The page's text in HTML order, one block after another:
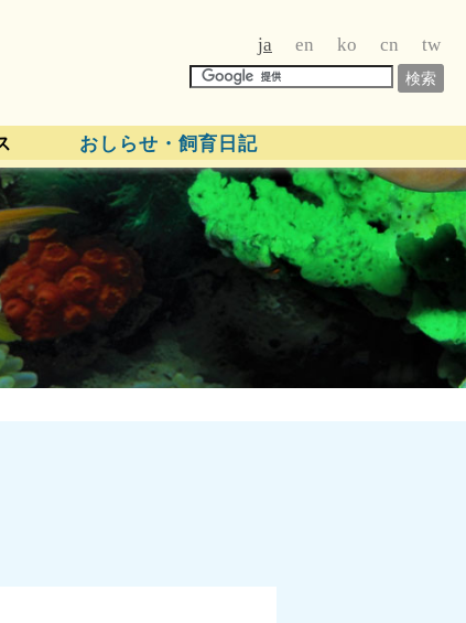
ja en ko cn tw
おしらせ・飼育日記